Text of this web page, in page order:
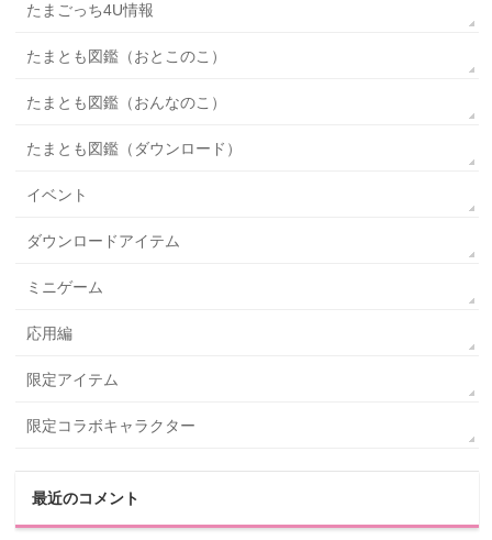
たまごっち4U情報
たまとも図鑑（おとこのこ）
たまとも図鑑（おんなのこ）
たまとも図鑑（ダウンロード）
イベント
ダウンロードアイテム
ミニゲーム
応用編
限定アイテム
限定コラボキャラクター
最近のコメント